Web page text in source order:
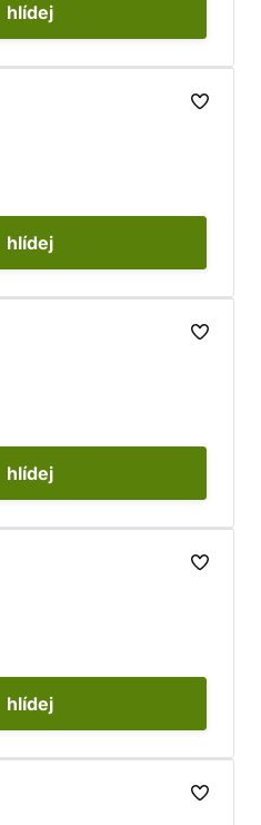
hlídej
hlídej
hlídej
hlídej